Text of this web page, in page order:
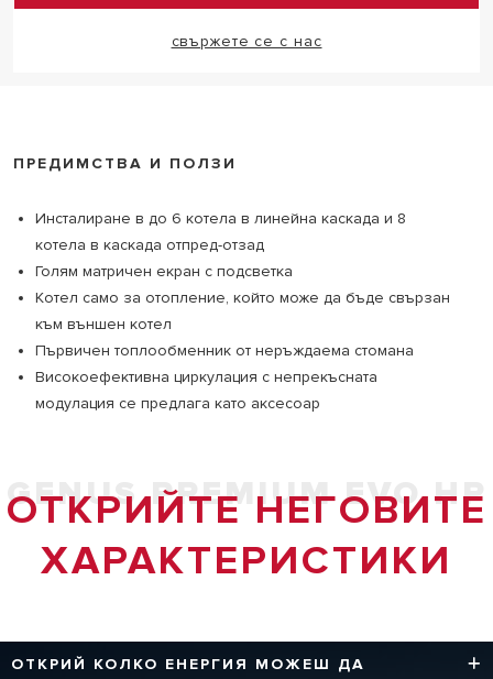
свържете се с нас
ПРЕДИМСТВА И ПОЛЗИ
Инсталиране в до 6 котела в линейна каскада и 8
котела в каскада отпред-отзад
Голям матричен екран с подсветка
Котел само за отопление, който може да бъде свързан
към външен котел
Първичен топлообменник от неръждаема стомана
Високоефективна циркулация с непрекъсната
модулация се предлага като аксесоар
GENUS PREMIUM EVO HP
ОТКРИЙТЕ НЕГОВИТЕ
ХАРАКТЕРИСТИКИ
ОТКРИЙ КОЛКО ЕНЕРГИЯ МОЖЕШ ДА